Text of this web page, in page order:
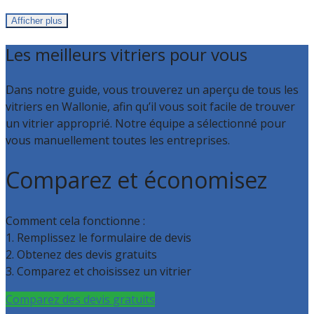
Afficher plus
Les meilleurs vitriers pour vous
Dans notre guide, vous trouverez un aperçu de tous les
vitriers en Wallonie, afin qu’il vous soit facile de trouver
un vitrier approprié. Notre équipe a sélectionné pour
vous manuellement toutes les entreprises.
Comparez et économisez
Comment cela fonctionne :
1. Remplissez le formulaire de devis
2. Obtenez des devis gratuits
3. Comparez et choisissez un vitrier
Comparez des devis gratuits